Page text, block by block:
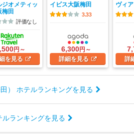
ジオメティッ
梅田
評価なし
円～
を見る
イビス大阪梅田
3.33
6,300円～
詳細を見る
ヴィ
詳
） ホテルランキングを見る
ルランキングを見る